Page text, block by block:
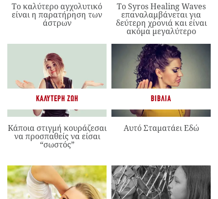
Το καλύτερο αγχολυτικό
είναι η παρατήρηση των
άστρων
Το Syros Healing Waves
επαναλαμβάνεται για
δεύτερη χρονιά και είναι
ακόμα μεγαλύτερο
ΚΑΛΎΤΕΡΗ ΖΩΉ
Κάποια στιγμή κουράζεσαι
να προσπαθείς να είσαι
“σωστός”
ΒΙΒΛΊΑ
Αυτό Σταματάει Εδώ